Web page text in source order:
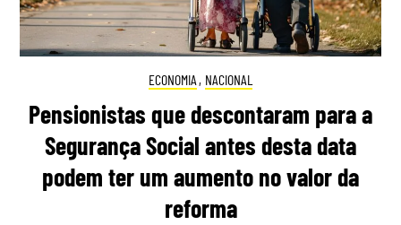
ECONOMIA , NACIONAL
Pensionistas que descontaram para a
Segurança Social antes desta data
podem ter um aumento no valor da
reforma